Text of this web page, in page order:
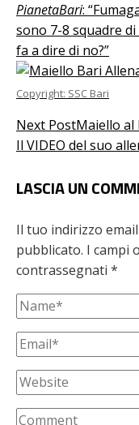
PianetaBari:
sono 7-8 squadre di
fa a dire di no?”
Copyright: SSC Bari
Next PostMaiello al
Il VIDEO del suo
LASCIA UN
Il tuo indirizzo
pubblicato. I campi
contrassegnati *